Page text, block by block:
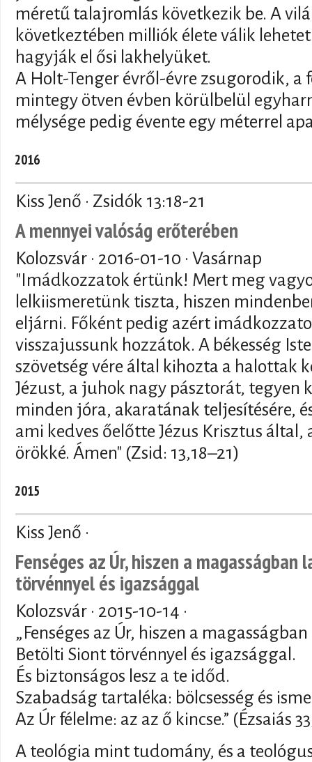
méretű talajromlás következik be. A
következtében milliók élete válik
hagyják el ősi lakhelyüket.
A Holt-Tenger évről-évre zsugorodik, a
mintegy ötven évben körülbelül
mélysége pedig évente egy méterrel
2016
Kiss Jenő · Zsidók 13:18-21
A mennyei valóság erőterében
Kolozsvár · 2016-01-10 · Vasárnap
"Imádkozzatok értünk! Mert meg
lelkiismeretünk tiszta, hiszen
eljárni. Főként pedig azért
visszajussunk hozzátok. A békesség
szövetség vére által kihozta a halottak
Jézust, a juhok nagy pásztorát, tegyen
minden jóra, akaratának teljesítésére,
ami kedves őelőtte Jézus Krisztus
örökké. Ámen" (Zsid: 13,18–21)
2015
Kiss Jenő ·
Fenséges az Úr, hiszen a
törvénnyel és igazsággal
Kolozsvár · 2015-10-14 ·
„Fenséges az Úr, hiszen a
Betölti Siont törvénnyel és igazsággal.
És biztonságos lesz a te időd.
Szabadság tartaléka: bölcsesség és
Az Úr félelme: az az ő kincse.” (Ézsaiás
A teológia mint tudomány, és a